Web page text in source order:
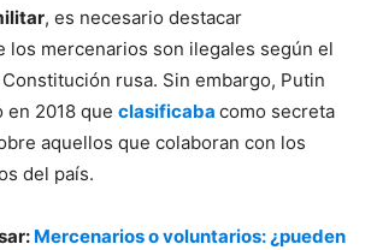
, es necesario destacar
los mercenarios son ilegales según el
rusa. Sin embargo, Putin
2018 que clasificaba como secreta
aquellos que colaboran con los
del país.
Mercenarios o voluntarios: ¿pueden